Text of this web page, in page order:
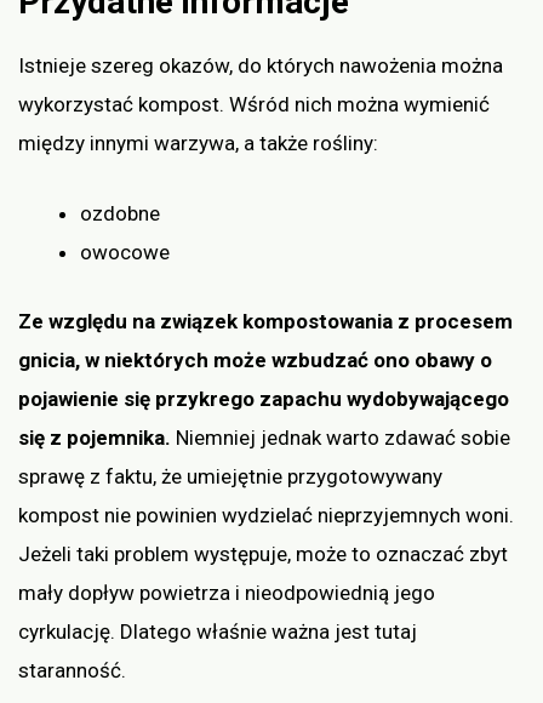
Istnieje szereg okazów, do których nawożenia można
wykorzystać kompost. Wśród nich można wymienić
między innymi warzywa, a także rośliny:
ozdobne
owocowe
Ze względu na związek kompostowania z procesem
gnicia, w niektórych może wzbudzać ono obawy o
pojawienie się przykrego zapachu wydobywającego
się z pojemnika. Niemniej jednak warto zdawać sobie
sprawę z faktu, że umiejętnie przygotowywany
kompost nie powinien wydzielać nieprzyjemnych woni.
Jeżeli taki problem występuje, może to oznaczać zbyt
mały dopływ powietrza i nieodpowiednią jego
cyrkulację. Dlatego właśnie ważna jest tutaj
staranność.